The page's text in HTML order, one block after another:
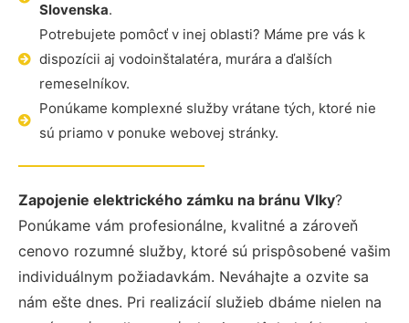
Slovenska.
Potrebujete pomôcť v inej oblasti? Máme pre vás k
dispozícii aj vodoinštalatéra, murára a ďalších
remeselníkov.
Ponúkame komplexné služby vrátane tých, ktoré nie
sú priamo v ponuke webovej stránky.
Zapojenie elektrického zámku na bránu Vlky?
Ponúkame vám profesionálne, kvalitné a zároveň
cenovo rozumné služby, ktoré sú prispôsobené vašim
individuálnym požiadavkám. Neváhajte a ozvite sa
nám ešte dnes. Pri realizácií služieb dbáme nielen na